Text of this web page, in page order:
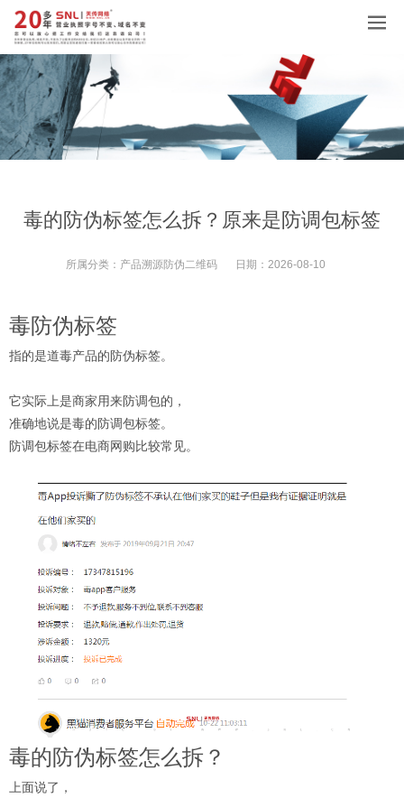
毒的防伪标签怎么拆？原来是防调包标签
所属分类： 产品溯源防伪二维码 日期： 2026-08-10
毒防伪标签
指的是道毒产品的防伪标签。
它实际上是商家用来防调包的，
准确地说是毒的防调包标签。
防调包标签在电商网购比较常见。
毒的防伪标签怎么拆？
上面说了，